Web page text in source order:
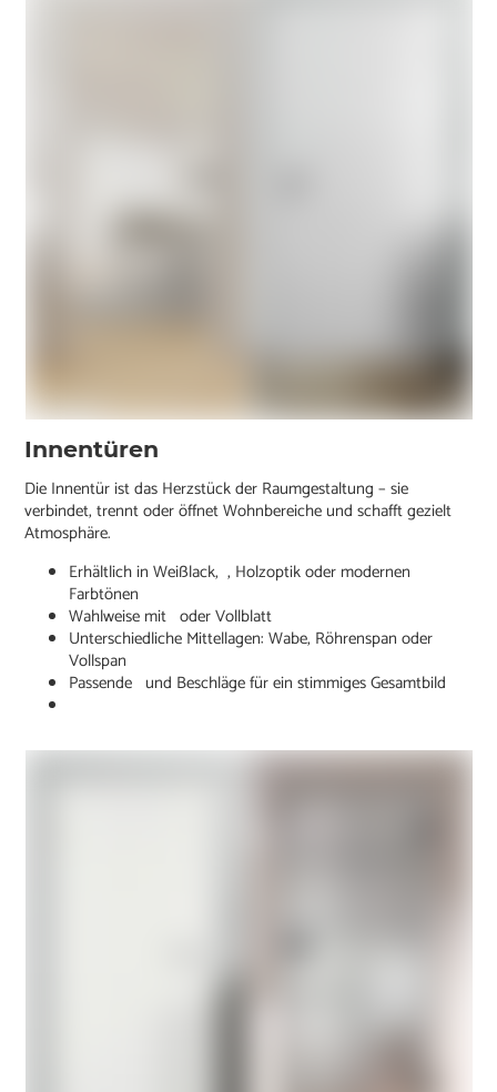
Innentüren
Die Innentür ist das Herzstück der Raumgestaltung – sie
verbindet, trennt oder öffnet Wohnbereiche und schafft gezielt
Atmosphäre.
Erhältlich in Weißlack, , Holzoptik oder modernen
Farbtönen
Wahlweise mit oder Vollblatt
Unterschiedliche Mittellagen: Wabe, Röhrenspan oder
Vollspan
Passende und Beschläge für ein stimmiges Gesamtbild